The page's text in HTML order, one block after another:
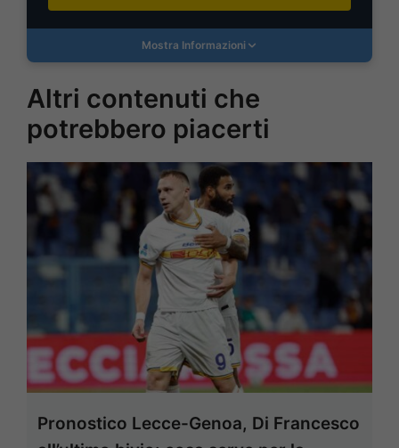
Mostra Informazioni
Altri contenuti che
potrebbero piacerti
Pronostico Lecce-Genoa, Di Francesco